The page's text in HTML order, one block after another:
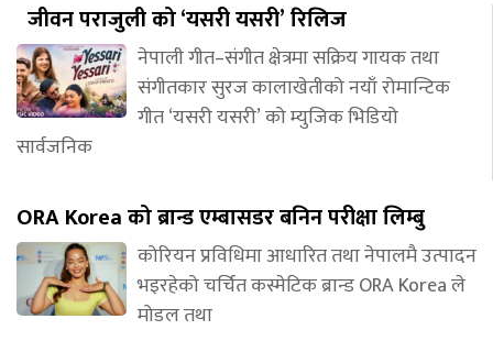
जीवन पराजुली को ‘यसरी यसरी’ रिलिज
नेपाली गीत–संगीत क्षेत्रमा सक्रिय गायक तथा
संगीतकार सुरज कालाखेतीको नयाँ रोमान्टिक
गीत ‘यसरी यसरी’ को म्युजिक भिडियो
सार्वजनिक
ORA Korea को ब्रान्ड एम्बासडर बनिन परीक्षा लिम्बु
कोरियन प्रविधिमा आधारित तथा नेपालमै उत्पादन
भइरहेको चर्चित कस्मेटिक ब्रान्ड ORA Korea ले
मोडल तथा